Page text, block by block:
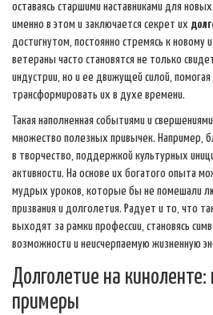
оставаясь старшими наставниками для
именно в этом и заключается секрет их
достигнутом, постоянно стремясь к новому
ветераны часто становятся не только
индустрии, но и ее движущей силой, помогая
трансформировать их в духе времени.
Такая наполненная событиями и
множество полезных привычек. Например,
в творчество, поддержкой культурных
активности. На основе их богатого опыта
мудрых уроков, которые бы не помешали
призвания и долголетия. Радует и то, что
выходят за рамки профессии, становясь
возможности и неисчерпаемую жизненную
Долголетие на
примеры